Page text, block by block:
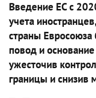
Введение ЕС с
учета
страны Евросоюза
повод и
ужесточив
границы и снизив